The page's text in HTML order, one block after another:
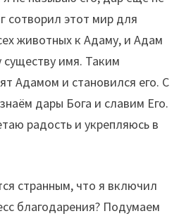
сотворил этот мир для
животных к Адаму, и Адам
имя. Таким
Адамом и становился его. С
дары Бога и славим Его.
радость и укрепляюсь в
странным, что я включил
благодарения? Подумаем